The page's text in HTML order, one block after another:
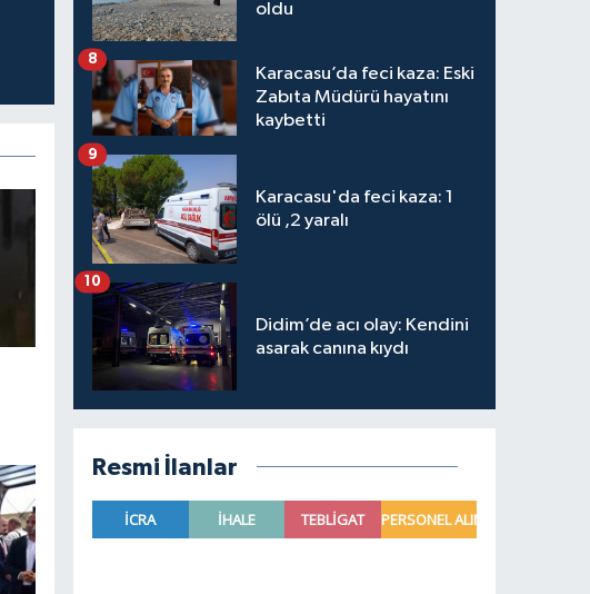
oldu
Karacasu’da feci kaza: Eski
Zabıta Müdürü hayatını
kaybetti
8
Karacasu'da feci kaza: 1
ölü ,2 yaralı
9
Didim’de acı olay: Kendini
asarak canına kıydı
10
Resmi İlanlar